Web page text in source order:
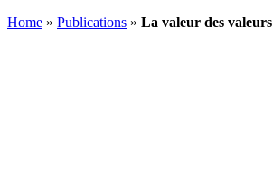
Home » Publications » La valeur des valeurs